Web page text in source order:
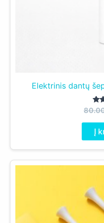
Elektrinis dantų
Į